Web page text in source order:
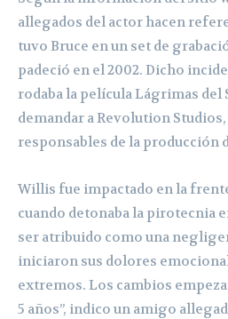
allegados del actor hacen
tuvo Bruce en un set de
padeció en el 2002. Dicho
rodaba la película Lágrimas del
demandar a Revolution
responsables de la producción
Willis fue impactado en la
cuando detonaba la pirotecnia
ser atribuido como una
iniciaron sus dolores
extremos. Los cambios
5 años”, indico un amigo